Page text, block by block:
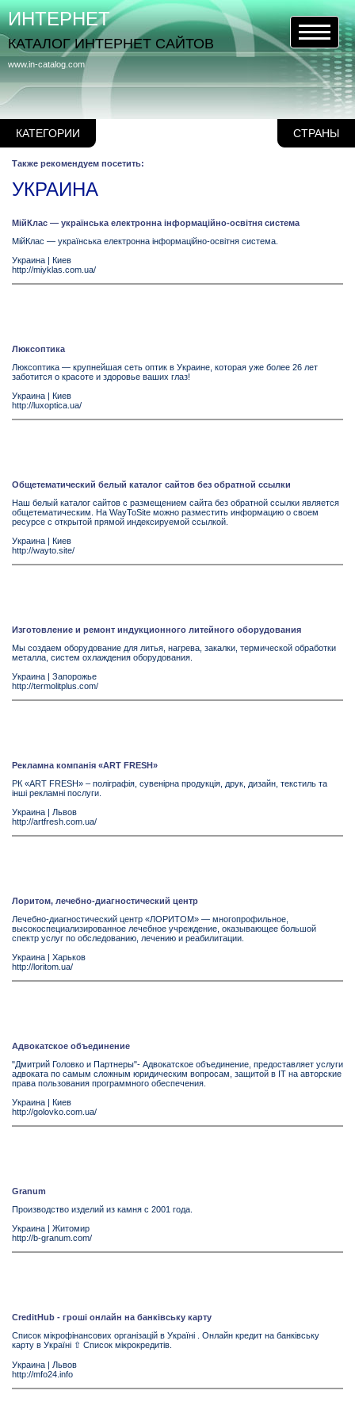
КАТЕГОРИИ СТРАНЫ
www.in-catalog.com
ИНТЕРНЕТ
КАТАЛОГ ИНТЕРНЕТ САЙТОВ
Также рекомендуем посетить:
УКРАИНА
МійКлас — українська електронна інформаційно-освітня система
МійКлас — українська електронна інформаційно-освітня система.
Украина | Киев
http://miyklas.com.ua/
Люксоптика
Люксоптика — крупнейшая сеть оптик в Украине, которая уже более 26 лет
заботится о красоте и здоровье ваших глаз!
Украина | Киев
http://luxoptica.ua/
Общетематический белый каталог сайтов без обратной ссылки
Наш белый каталог сайтов с размещением сайта без обратной ссылки является
общетематическим. На WayToSite можно разместить информацию о своем
ресурсе с открытой прямой индексируемой ссылкой.
Украина | Киев
http://wayto.site/
Изготовление и ремонт индукционного литейного оборудования
Мы создаем оборудование для литья, нагрева, закалки, термической обработки
металла, систем охлаждения оборудования.
Украина | Запорожье
http://termolitplus.com/
Рекламна компанія «ART FRESH»
РК «ART FRESH» – поліграфія, сувенірна продукція, друк, дизайн, текстиль та
інші рекламні послуги.
Украина | Львов
http://artfresh.com.ua/
Лоритом, лечебно-диагностический центр
Лечебно-диагностический центр «ЛОРИТОМ» — многопрофильное,
высокоспециализированное лечебное учреждение, оказывающее большой
спектр услуг по обследованию, лечению и реабилитации.
Украина | Харьков
http://loritom.ua/
Адвокатское объединение
"Дмитрий Головко и Партнеры"- Адвокатское объединение, предоставляет услуги
адвоката по самым сложным юридическим вопросам, защитой в IT на авторские
права пользования программного обеспечения.
Украина | Киев
http://golovko.com.ua/
Granum
Производство изделий из камня с 2001 года.
Украина | Житомир
http://b-granum.com/
CreditHub - гроші онлайн на банківську карту
Список мікрофінансових організацій в Україні . Онлайн кредит на банківську
карту в Україні ⇧ Список мікрокредитів.
Украина | Львов
http://mfo24.info